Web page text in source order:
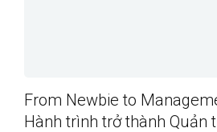
From Newbie to
Hành trình trở thành Quản